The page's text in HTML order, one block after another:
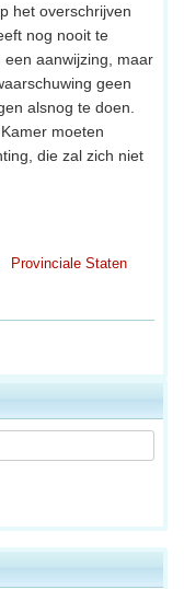
het overschrijven
nog nooit te
aanwijzing, maar
geen
alsnog te doen.
moeten
die zal zich niet
Provinciale Staten